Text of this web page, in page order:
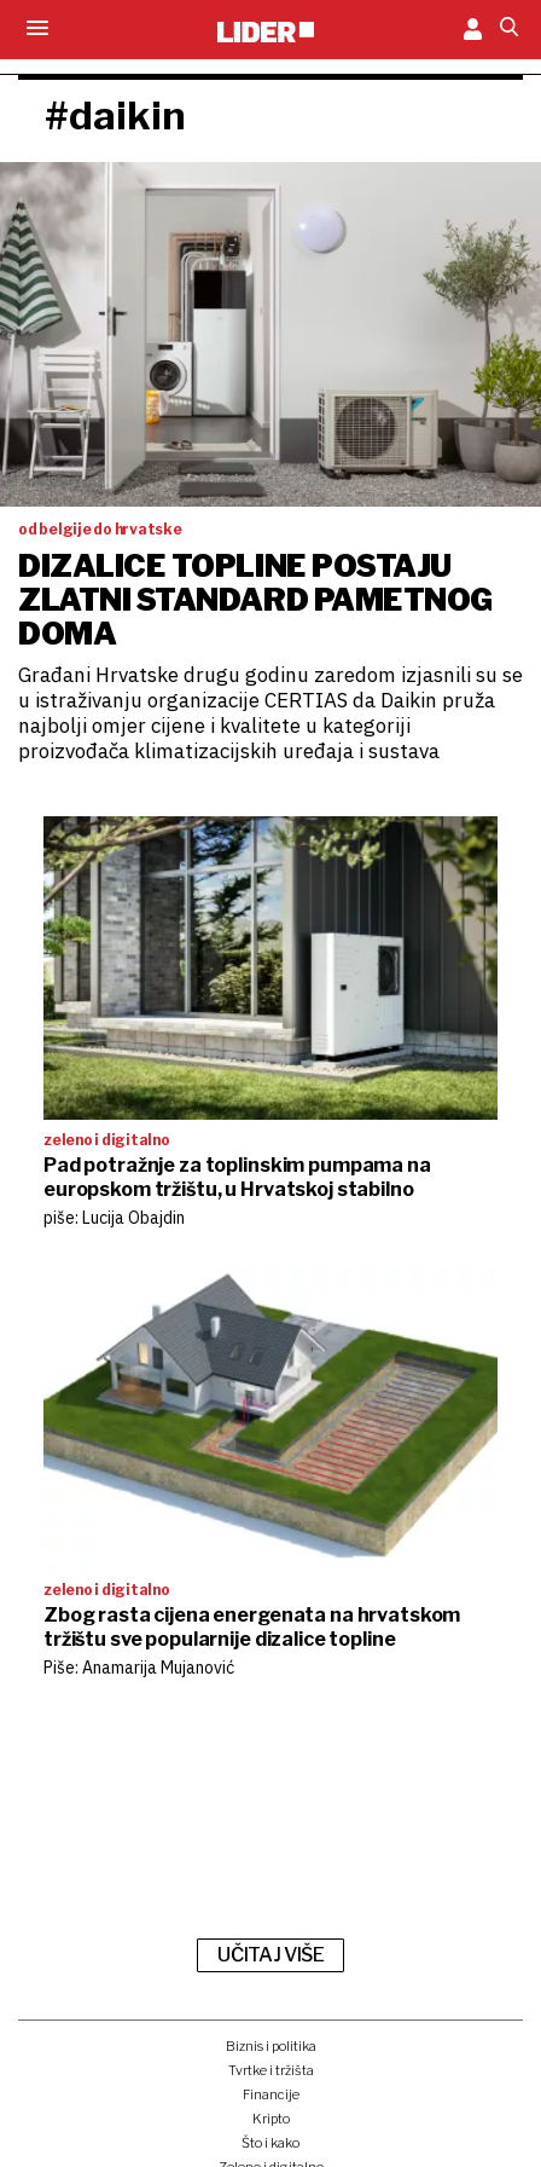
#daikin
od belgije do hrvatske
DIZALICE TOPLINE POSTAJU
ZLATNI STANDARD PAMETNOG
DOMA
Građani Hrvatske drugu godinu zaredom izjasnili su se
u istraživanju organizacije CERTIAS da Daikin pruža
najbolji omjer cijene i kvalitete u kategoriji
proizvođača klimatizacijskih uređaja i sustava
zeleno i digitalno
Pad potražnje za toplinskim pumpama na
europskom tržištu, u Hrvatskoj stabilno
piše: Lucija Obajdin
zeleno i digitalno
Zbog rasta cijena energenata na hrvatskom
tržištu sve popularnije dizalice topline
Piše: Anamarija Mujanović
UČITAJ VIŠE
Biznis i politika
Tvrtke i tržišta
Financije
Kripto
Što i kako